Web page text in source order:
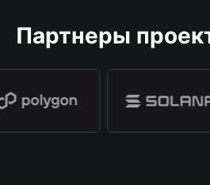
Партнеры